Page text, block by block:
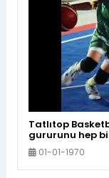
Tatlıtop
gururunu hep
01-01-1970